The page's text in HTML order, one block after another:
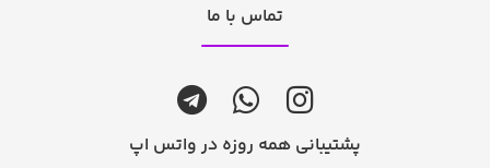
تماس با ما
پشتیبانی همه روزه در واتس اپ